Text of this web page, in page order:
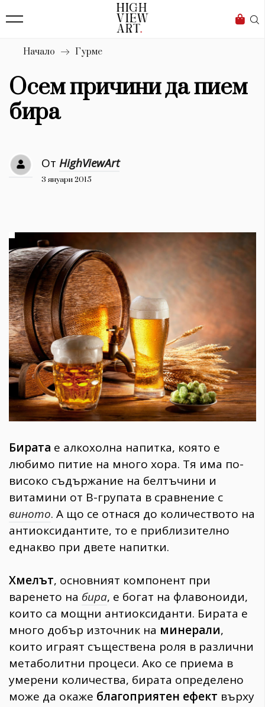
Бизнес
Мода
Dialogue
Изкуство
4340
Красота
777
Книги
30+ 1970
Гурме 1710
Пътувай
237
Здраве 389
Gentlemen
Wellness
ПОСЛЕДВАЙТЕ
НИ
Начало Гурме
Осем причини да пием
бира
От HighViewArt
3 януари 2015
Бирата е алкохолна напитка, която e
любимо питие на много хора. Тя има по-
високо съдържание на белтъчини и
витамини от В-групата в сравнение с
виното. А що се отнася до количеството на
антиоксидантите, то е приблизително
еднакво при двете напитки.
Хмелът, основният компонент при
варенето на бира, е богат на флавоноиди,
които са мощни антиоксиданти. Бирата е
много добър източник на минерали,
които играят съществена роля в различни
метаболитни процеси. Ако се приема в
умерени количества, бирата определено
може да окаже благоприятен ефект върху